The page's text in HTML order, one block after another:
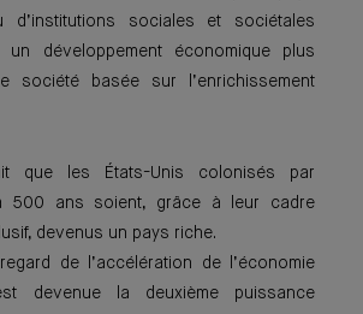
d’institutions sociales et sociétales
un développement économique plus
société basée sur l’enrichissement
que les États-Unis colonisés par
500 ans soient, grâce à leur cadre
devenus un pays riche.
de l’accélération de l’économie
devenue la deuxième puissance